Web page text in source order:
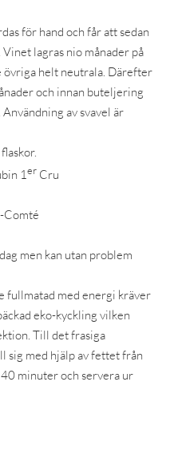
för hand och får att sedan
lagras nio månader på
övriga helt neutrala. Därefter
och innan buteljering
av svavel är
1erCru
Comté
men kan utan problem
fullmatad med energi kräver
eko-kyckling vilken
Till det frasiga
sig med hjälp av fettet från
minuter och servera ur